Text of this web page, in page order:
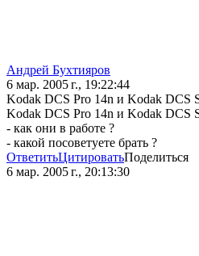
Андрей Бухтияров
6 мар. 2005 г., 19:22:44
Kodak DCS Pro 14n и Kodak DCS
Kodak DCS Pro 14n и Kodak DCS
- как они в работе ?
- какой посоветуете брать ?
ОтветитьЦитироватьПоделиться
6 мар. 2005 г., 20:13:30